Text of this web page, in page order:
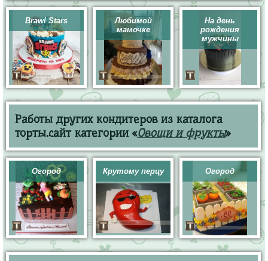
Brawl Stars
Любимой
мамочке
На день
рождения
мужчины
Работы других кондитеров из каталога
торты.сайт категории «Овощи и фрукты»
Огород Крутому перцу Огород